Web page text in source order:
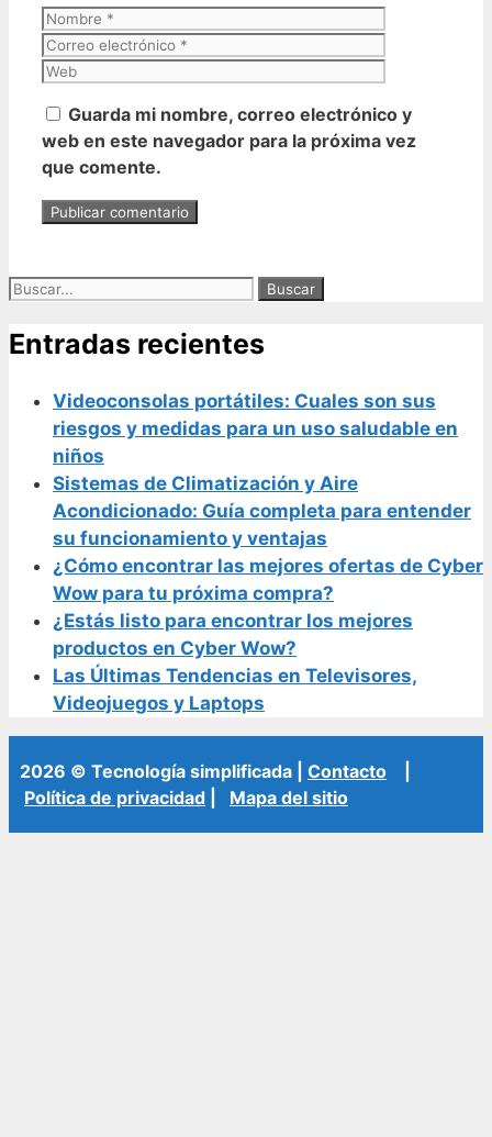
Nombre
Guarda mi nombre, correo electrónico y
web en este navegador para la próxima vez
que comente.
Buscar:
Entradas recientes
Videoconsolas portátiles: Cuales son sus
riesgos y medidas para un uso saludable en
niños
Sistemas de Climatización y Aire
Acondicionado: Guía completa para entender
su funcionamiento y ventajas
¿Cómo encontrar las mejores ofertas de Cyber
Wow para tu próxima compra?
¿Estás listo para encontrar los mejores
productos en Cyber Wow?
Las Últimas Tendencias en Televisores,
Videojuegos y Laptops
2026 © Tecnología simplificada | Contacto
Política de privacidad
Mapa del sitio